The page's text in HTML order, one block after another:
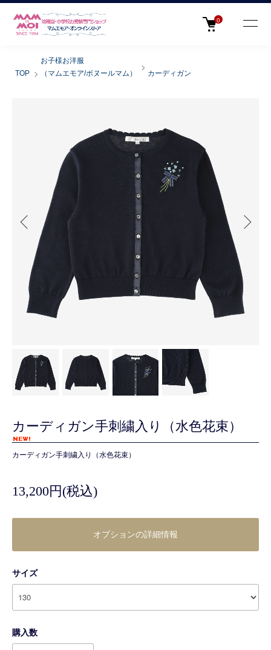
0
TOP
お子様お洋服
（マムエモア/ボヌールマム）
カーディガン
カーディガン手刺繍入り（水色花束）
カーディガン手刺繍入り（水色花束）
13,200円(税込)
オプションの詳細情報
サイズ
購入数